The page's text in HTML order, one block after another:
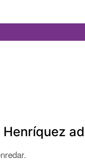
Henríquez